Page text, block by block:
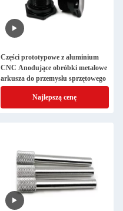
Części prototypowe z aluminium
CNC Anodujące obróbki metalowe
arkusza do przemysłu sprzętowego
Najlepszą cenę